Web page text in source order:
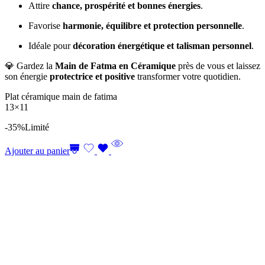
Attire chance, prospérité et bonnes énergies.
Favorise harmonie, équilibre et protection personnelle.
Idéale pourdécoration énergétique et talisman personnel.
💎 Gardez la Main de Fatma en Céramique près de vous et laissez
son énergie protectrice et positive transformer votre quotidien.
Plat céramique main de fatima
13×11
-35%Limité
Ajouter au panier